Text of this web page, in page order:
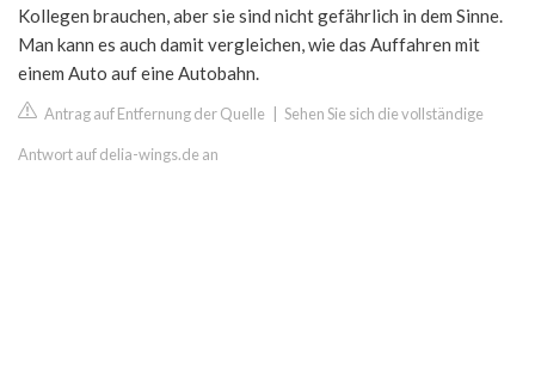
Kollegen brauchen, aber sie sind nicht gefährlich in dem Sinne.
Man kann es auch damit vergleichen, wie das Auffahren mit
einem Auto auf eine Autobahn.
Antrag auf Entfernung der Quelle Sehen Sie sich die vollständige
Antwort auf delia-wings.de an